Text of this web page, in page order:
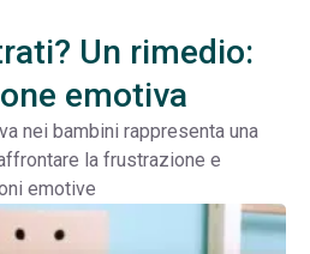
Un rimedio:
emotiva
nei bambini rappresenta una
la frustrazione e
emotive